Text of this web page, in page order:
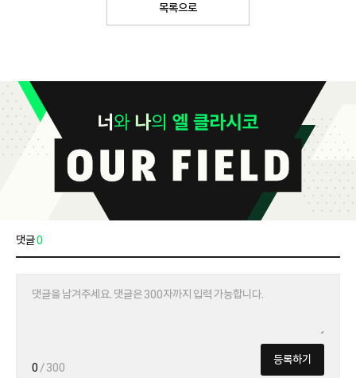
목록으로
댓글0
0/ 300
등록하기